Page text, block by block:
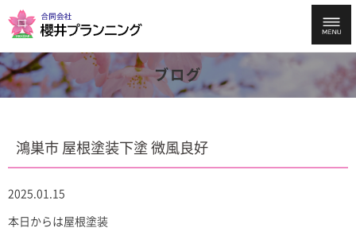
ブログ
鴻巣市 屋根塗装下塗 微風良好
2025.01.15
本日からは屋根塗装